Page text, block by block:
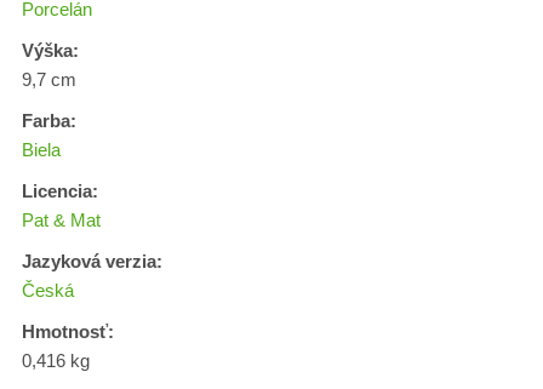
Porcelán
Výška:
9,7 cm
Farba:
Biela
Licencia:
Pat & Mat
Jazyková verzia:
Česká
Hmotnosť:
0,416 kg